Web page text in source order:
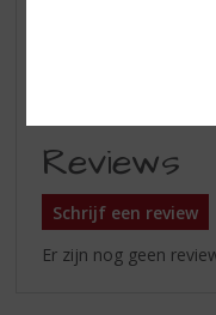
Reviews
Schrijf een review
Er zijn nog geen